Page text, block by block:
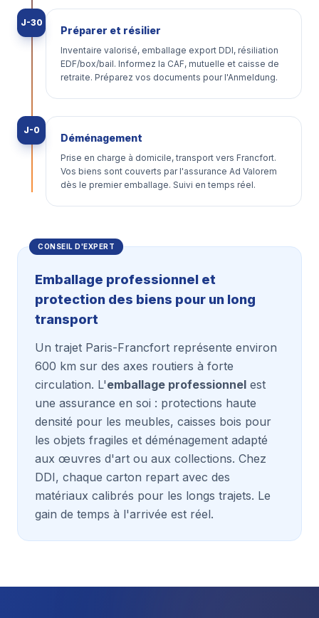
J-30
Préparer et résilier
Inventaire valorisé, emballage export DDI, résiliation
EDF/box/bail. Informez la CAF, mutuelle et caisse de
retraite. Préparez vos documents pour l'Anmeldung.
J-0
Déménagement
Prise en charge à domicile, transport vers Francfort.
Vos biens sont couverts par l'assurance Ad Valorem
dès le premier emballage. Suivi en temps réel.
CONSEIL D'EXPERT
Emballage professionnel et
protection des biens pour un long
transport
Un trajet Paris-Francfort représente environ
600 km sur des axes routiers à forte
circulation. L'emballage professionnel est
une assurance en soi : protections haute
densité pour les meubles, caisses bois pour
les objets fragiles et déménagement adapté
aux œuvres d'art ou aux collections. Chez
DDI, chaque carton repart avec des
matériaux calibrés pour les longs trajets. Le
gain de temps à l'arrivée est réel.